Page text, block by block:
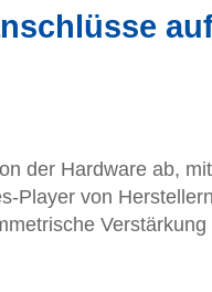
der Hardware ab,
Player von